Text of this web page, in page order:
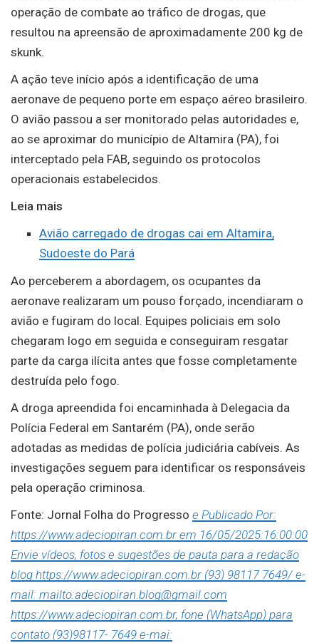
operação de combate ao tráfico de drogas, que
resultou na apreensão de aproximadamente 200 kg de
skunk.
A ação teve início após a identificação de uma
aeronave de pequeno porte em espaço aéreo brasileiro.
O avião passou a ser monitorado pelas autoridades e,
ao se aproximar do município de Altamira (PA), foi
interceptado pela FAB, seguindo os protocolos
operacionais estabelecidos.
Leia mais
Avião carregado de drogas cai em Altamira,
Sudoeste do Pará
Ao perceberem a abordagem, os ocupantes da
aeronave realizaram um pouso forçado, incendiaram o
avião e fugiram do local. Equipes policiais em solo
chegaram logo em seguida e conseguiram resgatar
parte da carga ilícita antes que fosse completamente
destruída pelo fogo.
A droga apreendida foi encaminhada à Delegacia da
Polícia Federal em Santarém (PA), onde serão
adotadas as medidas de polícia judiciária cabíveis. As
investigações seguem para identificar os responsáveis
pela operação criminosa.
Fonte: Jornal Folha do Progresso e Publicado Por:
https://www.adeciopiran.com.br em 16/05/2025:16:00:00
Envie vídeos, fotos e sugestões de pauta para a redação
blog https://www.adeciopiran.com.br (93) 98117 7649/ e-
mail: mailto:adeciopiran.blog@gmail.com
https://www.adeciopiran.com.br, fone (WhatsApp) para
contato (93)98117- 7649 e-mai: